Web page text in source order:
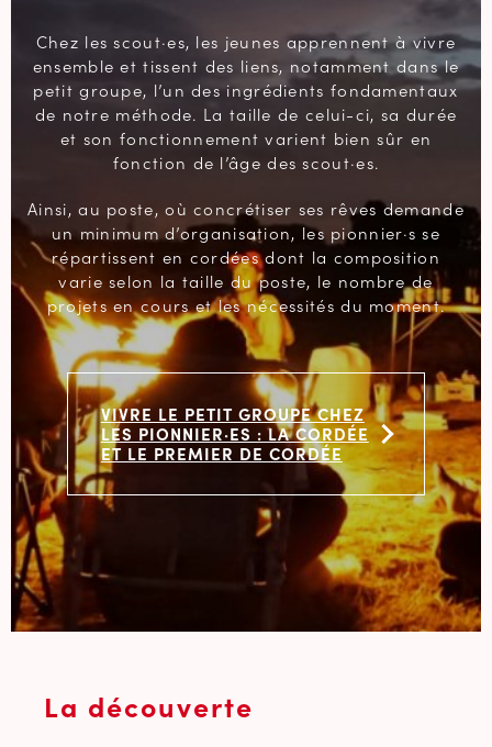
Chez les scout·es, les jeunes apprennent à vivre
ensemble et tissent des liens, notamment dans le
petit groupe, l’un des ingrédients fondamentaux
de notre méthode. La taille de celui-ci, sa durée
et son fonctionnement varient bien sûr en
fonction de l’âge des scout·es.
Ainsi, au poste, où concrétiser ses rêves demande
un minimum d’organisation, les pionnier·s se
répartissent en cordées dont la composition
varie selon la taille du poste, le nombre de
projets en cours et les nécessités du moment.
VIVRE LE PETIT GROUPE CHEZ
LES PIONNIER·ES : LA CORDÉE
ET LE PREMIER DE CORDÉE
La découverte